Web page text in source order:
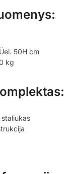
50H cm
kg